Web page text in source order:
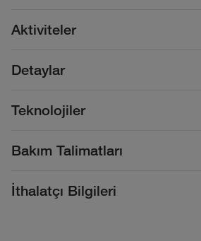
Detaylar
Aktiviteler
Bakım Talimatları
Teknolojiler
İthalatçı Bilgileri